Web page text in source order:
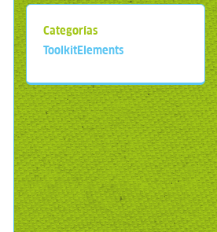
Categorías
ToolkitElements